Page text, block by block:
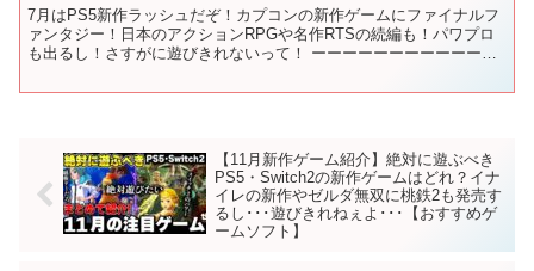
7月はPS5新作ラッシュだぞ！カプコンの新作ゲームにファイナルフ
ァンタジー！日本のアクションRPGや名作RTSの続編も！パワプロ
も出るし！さすがに遊びきれないって！ ーーーーーーーーーーーー
【11月新作ゲーム紹介】絶対に遊ぶべき
PS5・Switch2の新作ゲームはどれ？イナ
イレの新作やゼルダ無双に桃鉄2も発売す
るし･･･遊びきれねぇよ･･･【おすすめゲ
ームソフト】